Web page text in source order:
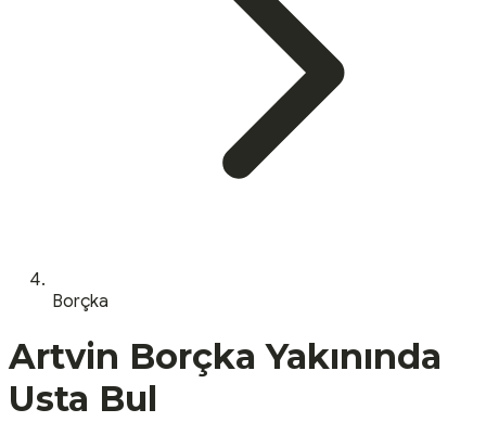
Borçka
Artvin Borçka Yakınında
Usta Bul